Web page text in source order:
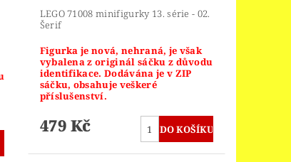
LEGO 71008 minifigurky 13. série - 02.
Šerif
Figurka je nová, nehraná, je však
vybalena z originál sáčku z důvodu
identifikace. Dodávána je v ZIP
sáčku, obsahuje veškeré
příslušenství.
479 Kč